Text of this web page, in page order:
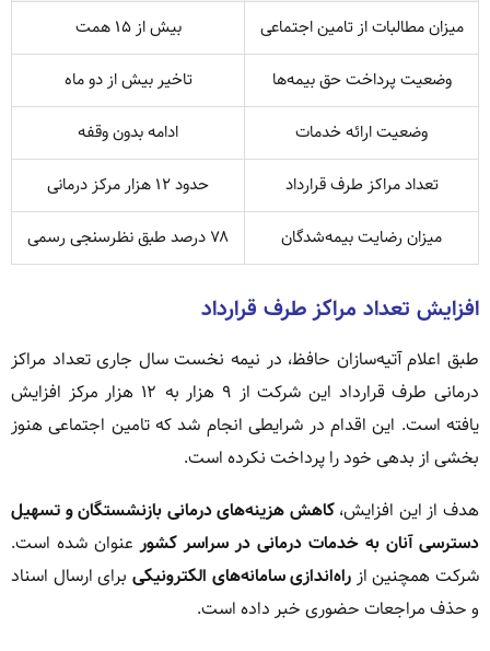
میزان مطالبات از تامین اجتماعی
بیش از ۱۵ همت
وضعیت پرداخت حق بیمه‌ها
تاخیر بیش از دو ماه
وضعیت ارائه خدمات
ادامه بدون وقفه
تعداد مراکز طرف قرارداد
حدود ۱۲ هزار مرکز درمانی
میزان رضایت بیمه‌شدگان
۷۸ درصد طبق نظرسنجی رسمی
افزایش تعداد مراکز طرف قرارداد
طبق اعلام آتیه‌سازان حافظ، در نیمه نخست سال جاری تعداد مراکز
درمانی طرف قرارداد این شرکت از ۹ هزار به ۱۲ هزار مرکز افزایش
یافته است. این اقدام در شرایطی انجام شد که تامین اجتماعی هنوز
بخشی از بدهی خود را پرداخت نکرده است.
هدف از این افزایش،کاهش هزینه‌های درمانی بازنشستگان و تسهیل
دسترسی آنان به خدمات درمانی در سراسر کشور عنوان شده است.
شرکت همچنین از راه‌اندازی سامانه‌های الکترونیکی برای ارسال اسناد
و حذف مراجعات حضوری خبر داده است.